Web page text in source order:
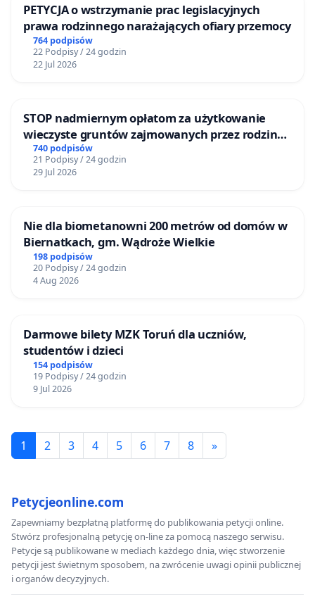
PETYCJA o wstrzymanie prac legislacyjnych
prawa rodzinnego narażających ofiary przemocy
764 podpisów
22 Podpisy / 24 godzin
22 Jul 2026
STOP nadmiernym opłatom za użytkowanie
wieczyste gruntów zajmowanych przez rodzinne
ogrody działkowe.
740 podpisów
21 Podpisy / 24 godzin
29 Jul 2026
Nie dla biometanowni 200 metrów od domów w
Biernatkach, gm. Wądroże Wielkie
198 podpisów
20 Podpisy / 24 godzin
4 Aug 2026
Darmowe bilety MZK Toruń dla uczniów,
studentów i dzieci
154 podpisów
19 Podpisy / 24 godzin
9 Jul 2026
1 2 3 4 5 6 7 8 »
Petycjeonline.com
Zapewniamy bezpłatną platformę do publikowania petycji online.
Stwórz profesjonalną petycję on-line za pomocą naszego serwisu.
Petycje są publikowane w mediach każdego dnia, więc stworzenie
petycji jest świetnym sposobem, na zwrócenie uwagi opinii publicznej
i organów decyzyjnych.